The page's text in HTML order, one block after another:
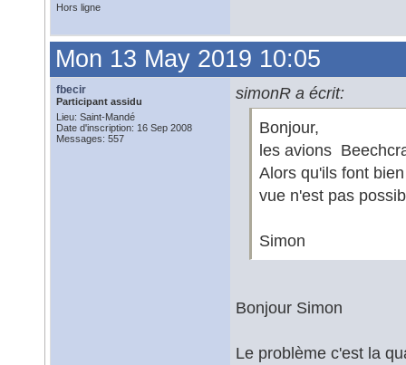
Hors ligne
Mon 13 May 2019 10:05
fbecir
Participant assidu
Lieu: Saint-Mandé
Date d'inscription: 16 Sep 2008
Messages: 557
simonR a écrit:
Bonjour,
les avions
Alors qu'ils font
vue n'est pas
Simon
Bonjour Simon
Le problème c'est la